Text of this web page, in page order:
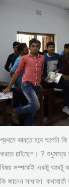
প্রথমে ভাবতে হবে আপনি কি
করতে চাইছেন। ? শুধুমাত্র
বিষয় সম্পর্কেই একটু আধটু
কি জানেন সাধারণ কথাবার্তা